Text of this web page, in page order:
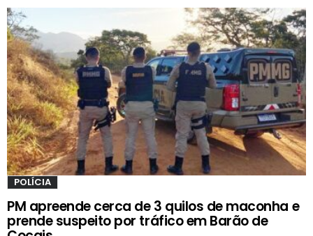
POLÍCIA
PM apreende cerca de 3 quilos de maconha e
prende suspeito por tráfico em Barão de